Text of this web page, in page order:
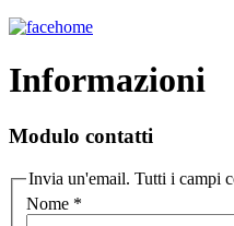
Informazioni
Modulo contatti
Invia un'email. Tutti i campi
Nome *